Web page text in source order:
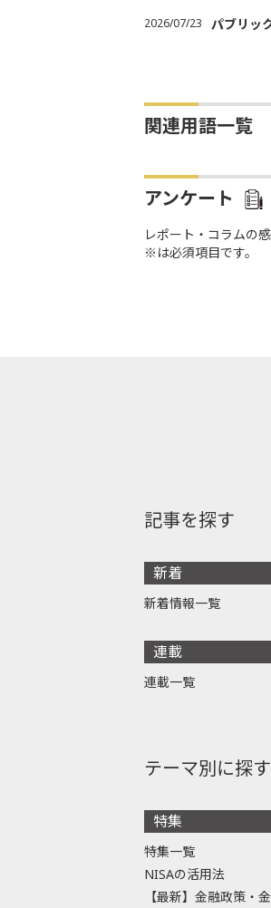
2026/07/23 パブリッ
関連用語一覧
アンケート
レポート・コラムの
※は必須項目です。
記事を探す
新着
新着情報一覧
連載
連載一覧
テーマ別に探す
特集
特集一覧
NISAの活用法
【最新】金融政策・